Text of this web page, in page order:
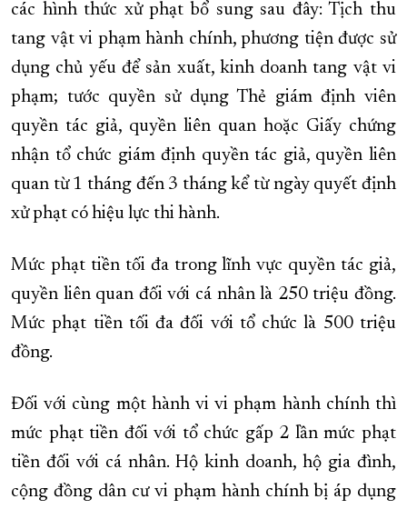
các hình thức xử phạt bổ sung sau đây: Tịch thu
tang vật vi phạm hành chính, phương tiện được sử
dụng chủ yếu để sản xuất, kinh doanh tang vật vi
phạm; tước quyền sử dụng Thẻ giám định viên
quyền tác giả, quyền liên quan hoặc Giấy chứng
nhận tổ chức giám định quyền tác giả, quyền liên
quan từ 1 tháng đến 3 tháng kể từ ngày quyết định
xử phạt có hiệu lực thi hành.
Mức phạt tiền tối đa trong lĩnh vực quyền tác giả,
quyền liên quan đối với cá nhân là 250 triệu đồng.
Mức phạt tiền tối đa đối với tổ chức là 500 triệu
đồng.
Đối với cùng một hành vi vi phạm hành chính thì
mức phạt tiền đối với tổ chức gấp 2 lần mức phạt
tiền đối với cá nhân. Hộ kinh doanh, hộ gia đình,
cộng đồng dân cư vi phạm hành chính bị áp dụng